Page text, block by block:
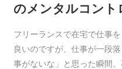
のメンタルコント
フリーランスで在宅で仕事
良いのですが、仕事が一段
事がないな」と思った瞬間